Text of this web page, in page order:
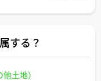
する？
土地）